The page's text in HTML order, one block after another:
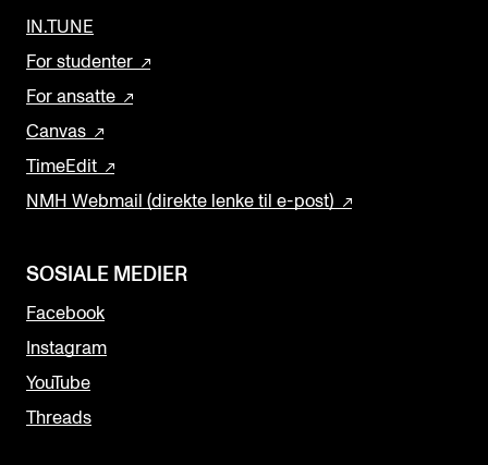
IN.TUNE
For studenter
For ansatte
Canvas
TimeEdit
NMH Webmail (direkte lenke til e-post)
SOSIALE MEDIER
Facebook
Instagram
YouTube
Threads